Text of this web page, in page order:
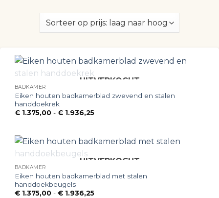
UITVERKOCHT
BADKAMER
Eiken houten badkamerblad zwevend en stalen
handdoekrek
€1.375,00 - €1.936,25Prijsklasse:
UITVERKOCHT
BADKAMER
Eiken houten badkamerblad met stalen
handdoekbeugels
€1.375,00 - €1.936,25Prijsklasse: